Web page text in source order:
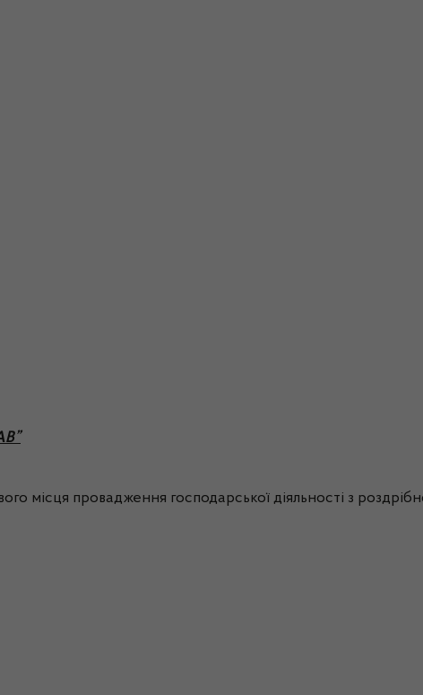
місця провадження господарської діяльності з